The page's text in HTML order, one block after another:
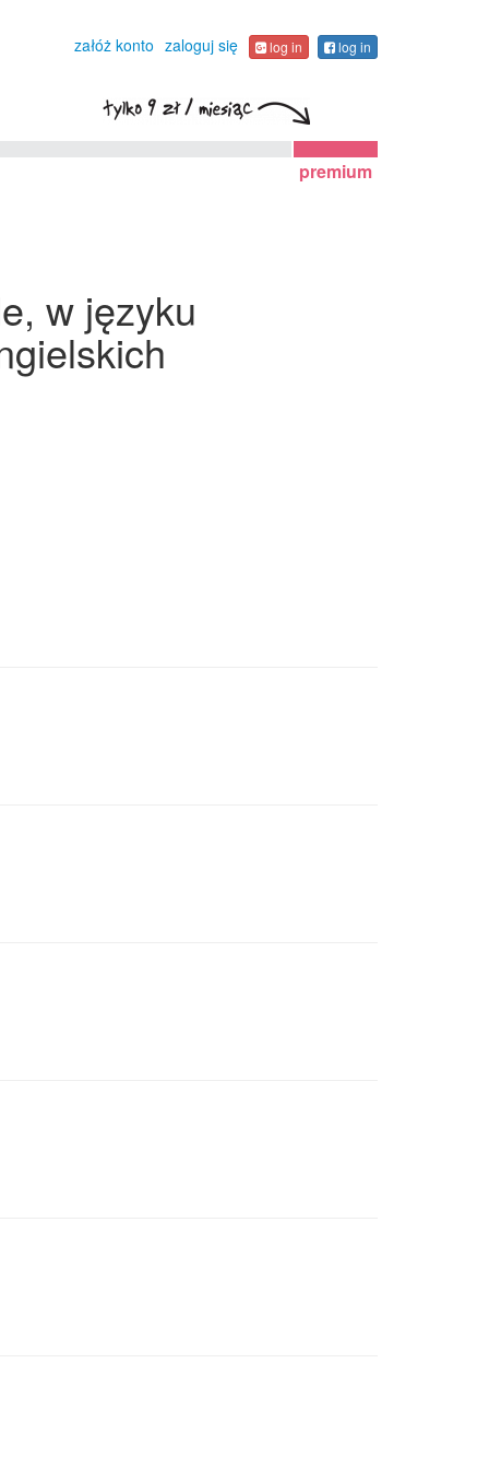
załóż konto zaloguj się log in log in
premium
w języku